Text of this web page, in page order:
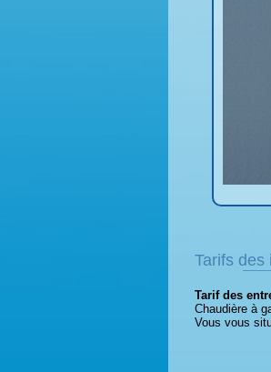
Tarifs des
Tarif des
Chaudière à
Vous vous